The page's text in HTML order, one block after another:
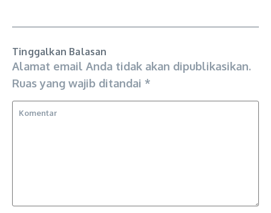
Tinggalkan Balasan
Alamat email Anda tidak akan dipublikasikan.
Ruas yang wajib ditandai *